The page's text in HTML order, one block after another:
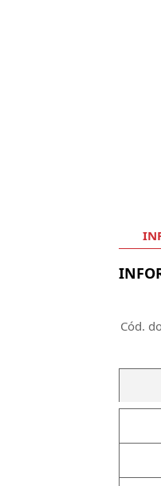
Cód.